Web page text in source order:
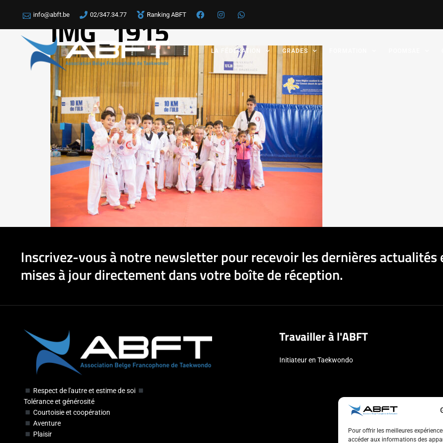
Pour offrir les meilleures
accéder aux informations des
info@abft.be 02/347.34.77 Ranking ABFT
LA FÉDÉRATION GRADES
IMG_1915
Inscrivez-vous à notre newsletter pour recevoir les dernières actualités
mises à jour directement dans votre boîte de réception.
Respect de l'autre et estime de soi
Tolérance et générosité
Courtoisie et coopération
Aventure
Plaisir
Travailler à l'ABFT
Initiateur en Taekwondo